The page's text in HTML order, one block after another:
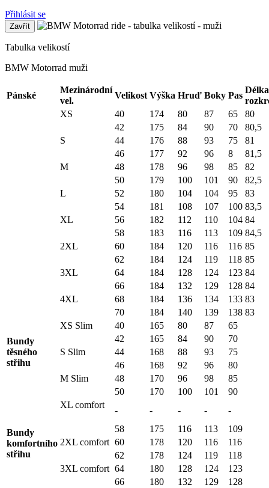
Přihlásit se
Zavřít
Tabulka velikostí
BMW Motorrad muži
Pánské
Mezinárodní
vel.
Velikost Výška Hruď Boky Pas
Délka
XS
40 174 80 87 65
80
42
175 84 90 70
80,5
S
44 176 88 93 75
81
46
177 92 96 8
81,5
M
48 178 96 98 85
82
50
179 100 101 90
82,5
L
52 180 104 104 95
83
54
181 108 107 100 83,5
XL
56 182 112 110 104 84
58
183 116 113 109 84,5
2XL
60 184 120 116 116 85
62
184 124 119 118 85
3XL
64 184 128 124 123 84
66
184 132 129 128 84
4XL
68 184 136 134 133 83
70
184 140 139 138 83
Bundy
těsného
střihu
XS Slim 40 165 80 87
65
42
165 84 90
70
S Slim
44 168 88 93
75
46
168 92 96
80
M Slim
48 170 96 98
85
50
170 100 101 90
Bundy
komfortního
střihu
XL comfort
- - - -
-
58
175 116 113
109
2XL comfort 60 178 120 116
116
62
178 124 119
118
3XL comfort 64 180 128 124
123
66
180 132 129 128